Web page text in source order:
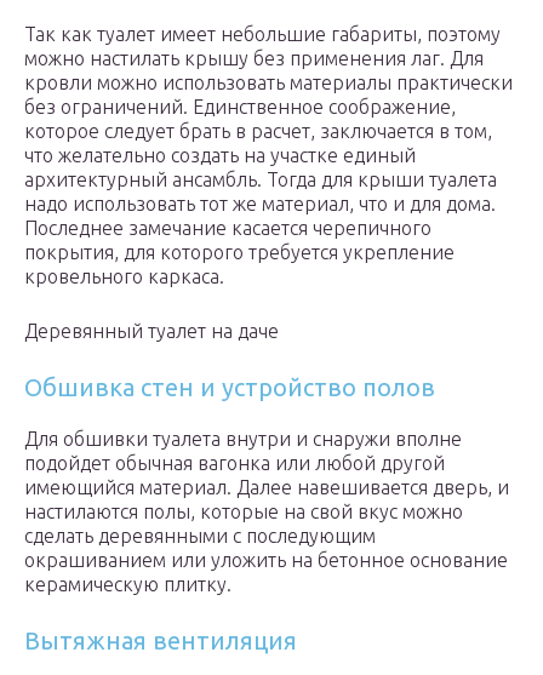
Так как туалет имеет небольшие габариты, поэтому
можно настилать крышу без применения лаг. Для
кровли можно использовать материалы практически
без ограничений. Единственное соображение,
которое следует брать в расчет, заключается в том,
что желательно создать на участке единый
архитектурный ансамбль. Тогда для крыши туалета
надо использовать тот же материал, что и для дома.
Последнее замечание касается черепичного
покрытия, для которого требуется укрепление
кровельного каркаса.
Деревянный туалет на даче
Обшивка стен и устройство полов
Для обшивки туалета внутри и снаружи вполне
подойдет обычная вагонка или любой другой
имеющийся материал. Далее навешивается дверь, и
настилаются полы, которые на свой вкус можно
сделать деревянными с последующим
окрашиванием или уложить на бетонное основание
керамическую плитку.
Вытяжная вентиляция